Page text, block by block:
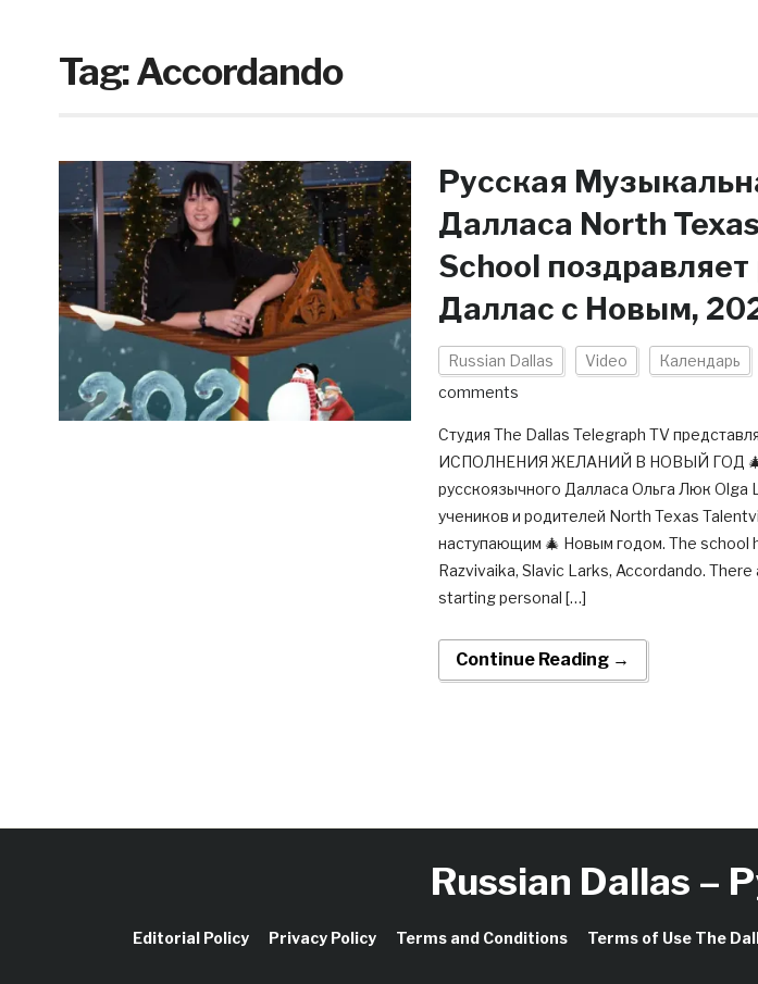
Tag:Accordando
Русская
Далласа North
School поздравляет
Даллас с Новым,
Russian Dallas Video Календарь
comments
Студия The Dallas Telegraph TV
ИСПОЛНЕНИЯ ЖЕЛАНИЙ В НОВЫЙ ГОД 🎄
русскоязычного Далласа Ольга Люк Olga
учеников и родителей North Texas
наступающим 🎄 Новым годом. The school
Razvivaika, Slavic Larks, Accordando.
starting personal […]
Continue Reading →
Russian Dallas –
Editorial Policy Privacy Policy Terms and Conditions Terms of Use The